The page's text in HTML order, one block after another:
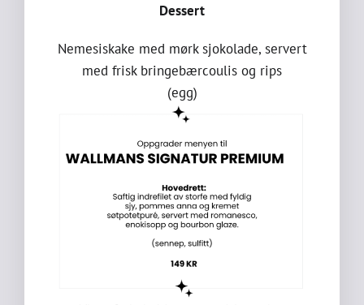
Dessert
Nemesiskake med mørk sjokolade, servert
med frisk bringebærcoulis og rips
(egg)